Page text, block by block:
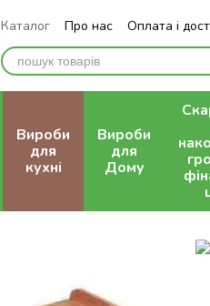
Каталог Про нас Оплата і
Відгуки про магазин
Вироби
для
кухні
Вироби
для
Дому